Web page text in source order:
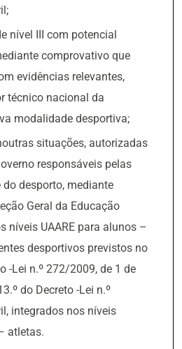
nível III com potencial
comprovativo que
evidências relevantes,
técnico nacional da
modalidade desportiva;
situações, autorizadas
responsáveis pelas
desporto, mediante
Geral da Educação
níveis UAARE para alunos –
desportivos previstos no
-Lei n.º 272/2009, de 1 de
do Decreto -Lei n.º
integrados nos níveis
atletas.